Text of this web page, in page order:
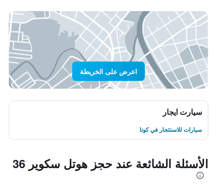
اعرض على الخريطة
سيارت ايجار
سيارات للاستئجار في كوتا
الأسئلة الشائعة عند حجز هوتل سكوير 36